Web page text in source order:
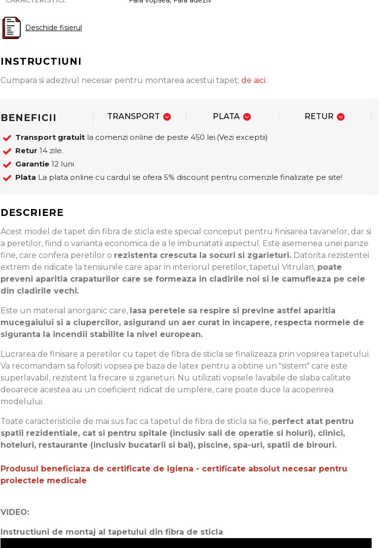
Deschide fisierul
INSTRUCTIUNI
Cumpara si adezivul necesar pentru montarea acestui tapet; de aici.
BENEFICII TRANSPORT PLATA RETUR
Transport gratuit la comenzi online de peste 450 lei.(Vezi exceptii)
Retur 14 zile.
Garantie 12 luni
Plata La plata online cu cardul se ofera 5% discount pentru comenzile finalizate pe site!
DESCRIERE
Acest model de tapet din fibra de sticla este special conceput pentru finisarea tavanelor, dar si
a peretilor, fiind o varianta economica de a le imbunatatii aspectul. Este asemenea unei panze
fine, care confera peretilor o rezistenta crescuta la socuri si zgarieturi. Datorita rezistentei
extrem de ridicate la tensiunile care apar in interiorul peretilor, tapetul Vitrulan, poate
preveni aparitia crapaturilor care se formeaza in cladirile noi si le camufleaza pe cele
din cladirile vechi.
Este un material anorganic care, lasa peretele sa respire si previne astfel aparitia
mucegaiului si a ciupercilor, asigurand un aer curat in incapere, respecta normele de
siguranta la incendii stabilite la nivel european.
Lucrarea de finisare a peretilor cu tapet de fibra de sticla se finalizeaza prin vopsirea tapetului.
Va recomandam sa folositi vopsea pe baza de latex pentru a obtine un "sistem" care este
superlavabil, rezistent la frecare si zgarieturi. Nu utilizati vopsele lavabile de slaba calitate
deoarece acestea au un coeficient ridicat de umplere, care poate duce la acoperirea
modelului.
Toate caracteristicile de mai sus fac ca tapetul de fibra de sticla sa fie, perfect atat pentru
spatii rezidentiale, cat si pentru spitale (inclusiv sali de operatie si holuri), clinici,
hoteluri, restaurante (inclusiv bucatarii si bai), piscine, spa-uri, spatii de birouri.
Produsul beneficiaza de certificate de igiena - certificate absolut necesar pentru
proiectele medicale
VIDEO:
Instructiuni de montaj al tapetului din fibra de sticla